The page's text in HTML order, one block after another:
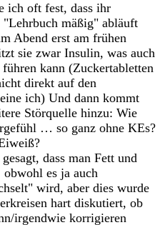
ich oft fest, dass ihr
mäßig" abläuft
Abend erst am frühen
sie zwar Insulin, was auch
kann (Zuckertabletten
direkt auf den
ich) Und dann kommt
Störquelle hinzu: Wie
… so ganz ohne KEs?
dass man Fett und
es ja auch
wird, aber dies wurde
hart diskutiert, ob
irgendwie korrigieren